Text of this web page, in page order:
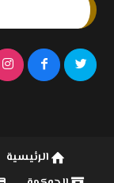
الرئيسية